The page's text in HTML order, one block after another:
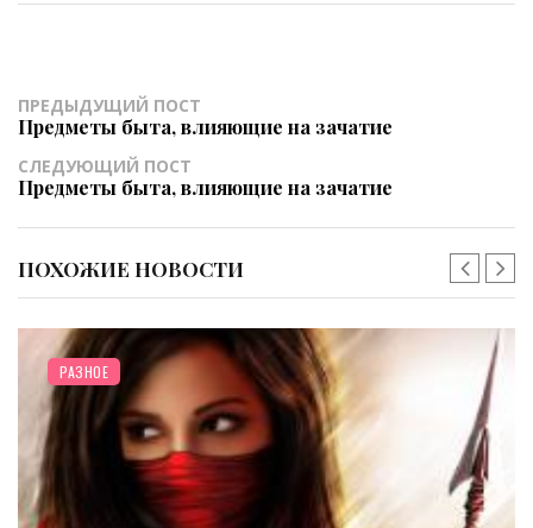
ПРЕДЫДУЩИЙ ПОСТ
Предметы быта, влияющие на зачатие
СЛЕДУЮЩИЙ ПОСТ
Предметы быта, влияющие на зачатие
ПОХОЖИЕ НОВОСТИ